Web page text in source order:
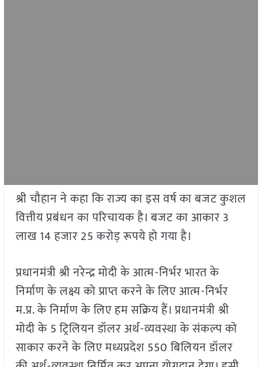
श्री चौहान ने कहा कि राज्य का इस वर्ष का बजट कुशल
वित्तीय प्रबंधन का परिचायक है। बजट का आकार 3
लाख 14 हजार 25 करोड़ रूपये हो गया है।
प्रधानमंत्री श्री नरेन्द्र मोदी के आत्म-निर्भर भारत के
निर्माण के लक्ष्य को प्राप्त करने के लिए आत्म-निर्भर
म.प्र. के निर्माण के लिए हम सक्रिय हैं। प्रधानमंत्री श्री
मोदी के 5 ट्रिलियन डॉलर अर्थ-व्यवस्था के संकल्प को
साकार करने के लिए मध्यप्रदेश 550 बिलियन डॉलर